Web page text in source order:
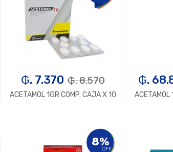
₲. 7.370 ₲. 8.570
ACETAMOL 1GR COMP. CAJA X 10
₲.
ACETAMOL
8%
OFF